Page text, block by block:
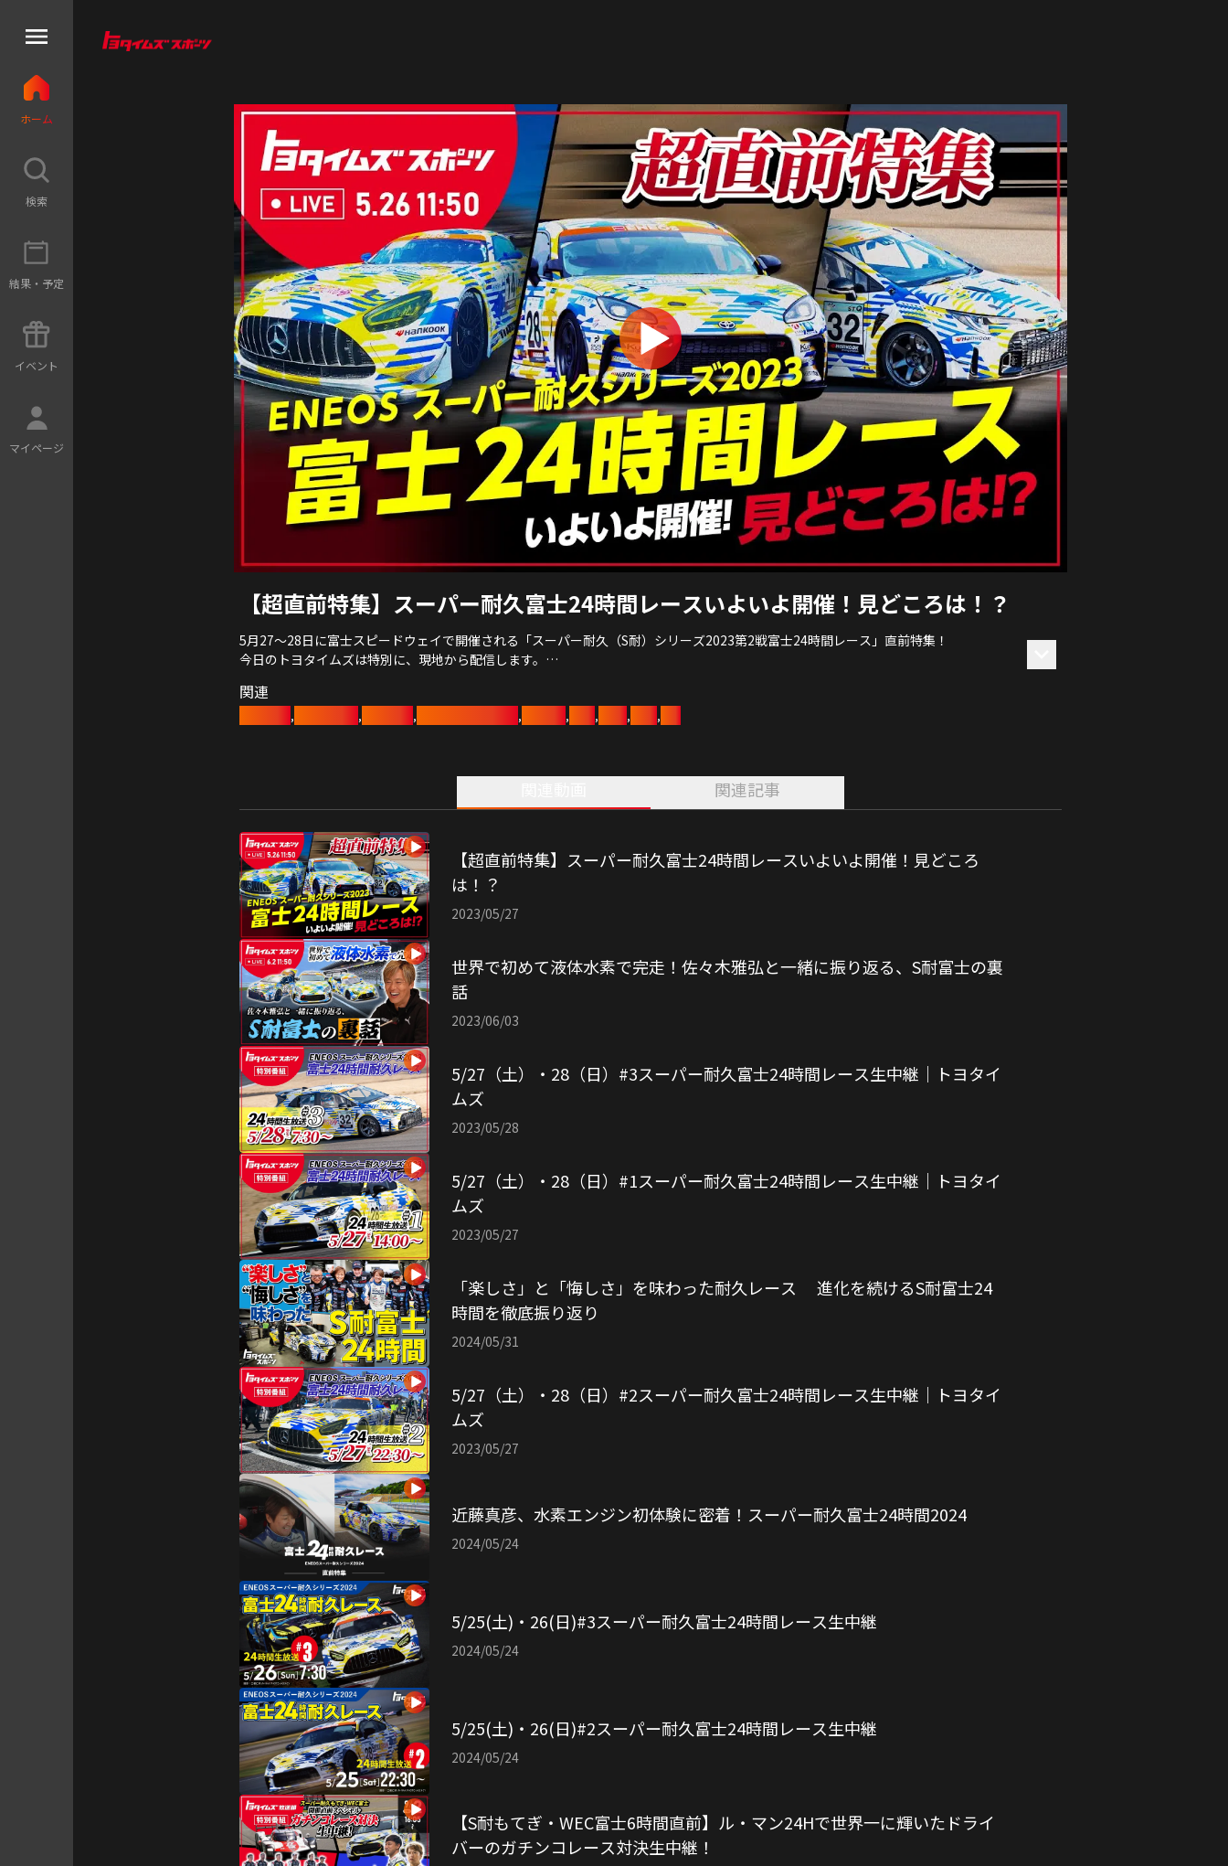
ホーム
検索
結果 ・ 予定
イベン ト
マイページ
【超直前特集】スーパー耐久富士24時間レースいよいよ開催！見どころは！？
5月27～28日に富士スピードウェイで開催される「スーパー耐久（S耐）シリーズ2023第2戦富士24時間レース」直前特集！
今日のトヨタイムズは特別に、現地から配信します。
関連
, , , , , , , ,
関連記事
【超直前特集】スーパー耐久富士24時間レースいよいよ開催！見どころ
は！？
2023/05/27
世界で初めて液体水素で完走！佐々木雅弘と一緒に振り返る、S耐富士の裏
話
2023/06/03
5/27（土）・28（日）#3スーパー耐久富士24時間レース生中継｜トヨタイ
ムズ
2023/05/28
5/27（土）・28（日）#1スーパー耐久富士24時間レース生中継｜トヨタイ
ムズ
2023/05/27
「楽しさ」と「悔しさ」を味わった耐久レース 進化を続けるS耐富士24
時間を徹底振り返り
2024/05/31
5/27（土）・28（日）#2スーパー耐久富士24時間レース生中継｜トヨタイ
ムズ
2023/05/27
近藤真彦、水素エンジン初体験に密着！スーパー耐久富士24時間2024
2024/05/24
5/25(土)・26(日)#3スーパー耐久富士24時間レース生中継
2024/05/24
5/25(土)・26(日)#2スーパー耐久富士24時間レース生中継
2024/05/24
【S耐もてぎ・WEC富士6時間直前】ル・マン24Hで世界一に輝いたドライ
バーのガチンコレース対決生中継！